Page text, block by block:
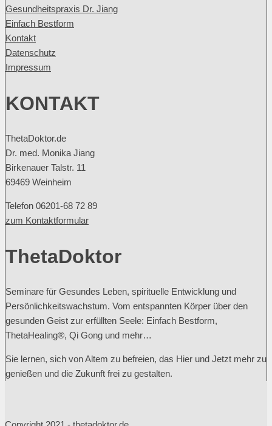
Gesundheitspraxis Dr. Jiang
Einfach Bestform
Kontakt
Datenschutz
Impressum
KONTAKT
ThetaDoktor.de
Dr. med. Monika Jiang
Birkenauer Talstr. 11
69469 Weinheim
Telefon 06201-68 72 89
zum Kontaktformular
ThetaDoktor
Seminare für Gesundes Leben, spirituelle Entwicklung und
Persönlichkeitswachstum. Vom entspannten Körper über den
gesunden Geist zur erfüllten Seele: Einfach Bestform,
ThetaHealing®, Qi Gong und mehr…
Sie lernen, sich von Altem zu befreien, das Hier und Jetzt mehr zu
genießen und die Zukunft frei zu gestalten.